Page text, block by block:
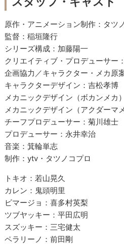
原作・アニメーション制作：タツ
監督：稲垣隆行
シリーズ構成：加藤陽一
クリエイティブ・プロデューサー
企画協力／キャラクター・メカ原
キャラクターデザイン：吉松孝博
メカニックデザイン（ボカンメカ
メカニックデザイン（アクダーマ
チーフプロデューサー：菊川雄士
プロデューサー：永井幸治
音楽：箕輪単志
制作：ytv・タツノコプロ
トキオ：若山晃久
カレン：鬼頭明里
ビマージョ：喜多村英梨
ツブヤッキー：平田広明
スズッキー：三宅健太
ペラリーノ：前田剛